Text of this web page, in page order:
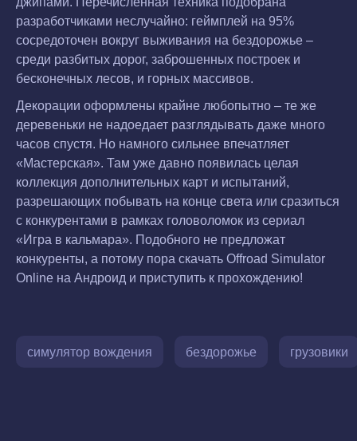
разработчиками неслучайно: геймплей на 95%
сосредоточен вокруг выживания на бездорожье –
среди разбитых дорог, заброшенных построек и
бесконечных лесов, и горных массивов.
Декорации оформлены крайне любопытно – те же
деревеньки не надоедает разглядывать даже много
часов спустя. Но намного сильнее впечатляет
«Мастерская». Там уже давно появилась целая
коллекция дополнительных карт и испытаний,
разрешающих побывать на конце света или сразиться
с конкурентами в рамках головоломок из сериал
«Игра в кальмара». Подобного не предложат
конкуренты, а потому пора скачать Offroad Simulator
Online на Андроид и приступить к прохождению!
симулятор вождения бездорожье грузовики